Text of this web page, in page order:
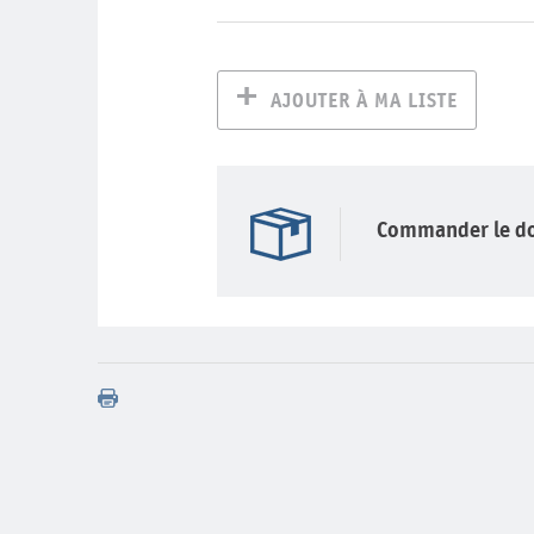
AJOUTER À MA LISTE
Commander le